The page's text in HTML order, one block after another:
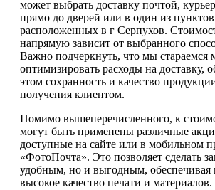
может выбрать доставку почтой,
прямо до дверей или в один из
расположенных в г Серпухов.
напрямую зависит от выбранного
Важно подчеркнуть, что мы стараемся
оптимизировать расходы на доставку,
этом сохранность и качество
получения клиентом.
Помимо вышеперечисленного, к
могут быть применены различные
доступные на сайте или в мобильном
«ФотоПочта». Это позволяет сделать
удобным, но и выгодным, обеспечивая
высокое качество печати и материалов.